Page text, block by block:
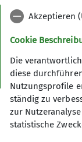
Akzeptieren
Cookie
Die
diese
Nutzungsprofile
ständig zu
zur
statistische